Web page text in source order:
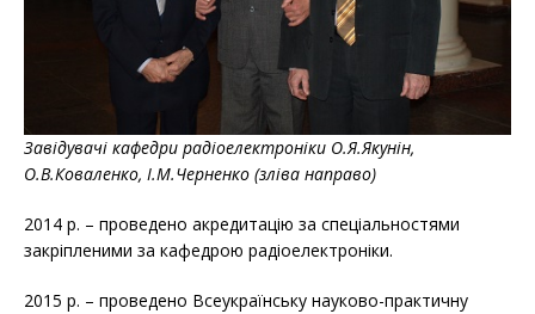
Завідувачі кафедри радіоелектроніки О.Я.Якунін,
О.В.Коваленко, І.М.Черненко (зліва направо)
2014 р. – проведено акредитацію за спеціальностями
закріпленими за кафедрою радіоелектроніки.
2015 р. – проведено Всеукраїнську науково-практичну